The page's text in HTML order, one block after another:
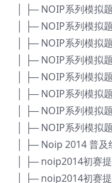
│ ├─ NOIP系列模拟
│ ├─ NOIP系列模拟
│ ├─ NOIP系列模拟
│ ├─ NOIP系列模拟
│ ├─ NOIP系列模拟
│ ├─ NOIP系列模拟
│ ├─ NOIP系列模拟
│ ├─ NOIP系列模拟
│ ├─ Noip 2014 普
│ ├─ noip2014初赛
│ ├─ noip2014初赛